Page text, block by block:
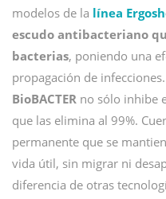
modelos de la línea
escudo antibacteriano
bacterias, poniendo una
propagación de
BioBACTER no sólo inhibe
que las elimina al 99%.
permanente que se
vida útil, sin migrar ni
diferencia de otras